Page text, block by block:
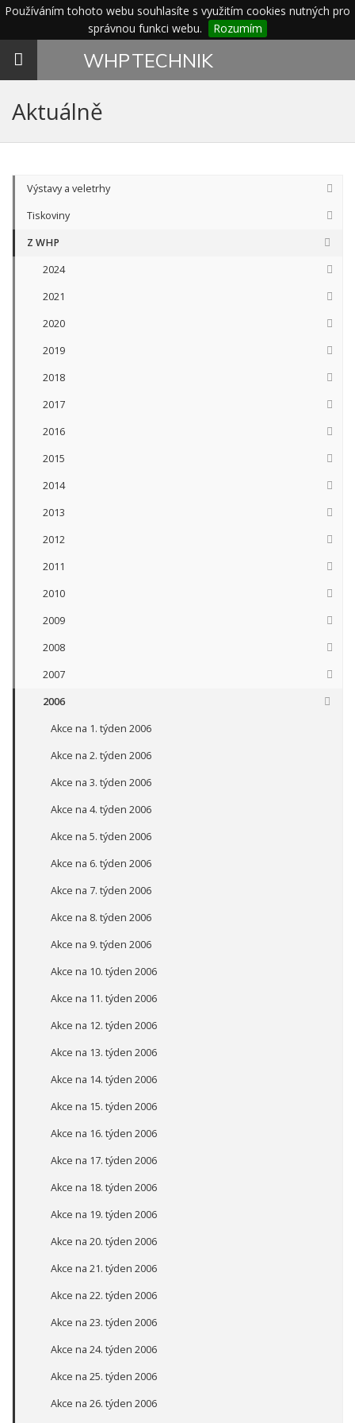
Používáním tohoto webu souhlasíte s využitím cookies nutných pro
správnou funkci webu.
Rozumím
Toggle
WHPTECHNIK
Aktuálně
Výstavy a veletrhy
Tiskoviny
Z WHP
2024
2021
2020
2019
2018
2017
2016
2015
2014
2013
2012
2011
2010
2009
2008
2007
2006
Akce na 1. týden 2006
Akce na 2. týden 2006
Akce na 3. týden 2006
Akce na 4. týden 2006
Akce na 5. týden 2006
Akce na 6. týden 2006
Akce na 7. týden 2006
Akce na 8. týden 2006
Akce na 9. týden 2006
Akce na 10. týden 2006
Akce na 11. týden 2006
Akce na 12. týden 2006
Akce na 13. týden 2006
Akce na 14. týden 2006
Akce na 15. týden 2006
Akce na 16. týden 2006
Akce na 17. týden 2006
Akce na 18. týden 2006
Akce na 19. týden 2006
Akce na 20. týden 2006
Akce na 21. týden 2006
Akce na 22. týden 2006
Akce na 23. týden 2006
Akce na 24. týden 2006
Akce na 25. týden 2006
Akce na 26. týden 2006